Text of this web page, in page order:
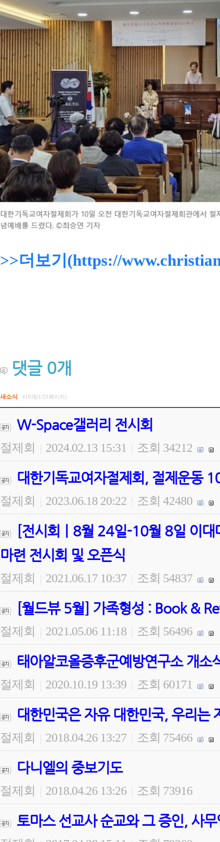
>>더보기(https://
댓글 0개
새소식 419개(1/21페이지)
W-Space갤러리 전시회
절제회 2024.02.13 15:31 조회 34212
대한기독교여자절제회, 절제운동
절제회 2023.06.18 20:22 조회 42480
[전시회ㅣ8월 24일-10월 8일 이
마련 전시회 및 오픈식
절제회 2021.06.17 10:37 조회 54837
[월드뷰 5월] 가족형성 : Book &
절제회 2021.05.06 11:18 조회 56496
태아알코올증후군예방연구소 개소
절제회 2020.10.19 13:39 조회 60171
대한민국은 자유 대한민국, 우리는
절제회 2018.04.26 13:27 조회 75466
다니엘의 중보기도
절제회 2018.04.26 13:26 조회 73916
토마스 선교사 순교와 그 증인, 사